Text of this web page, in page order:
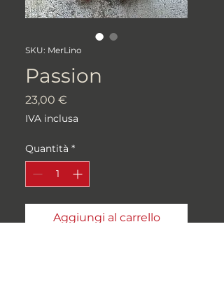
SKU: MerLino
Passion
23,00 €
IVA inclusa
Quantità *
Aggiungi al carrello